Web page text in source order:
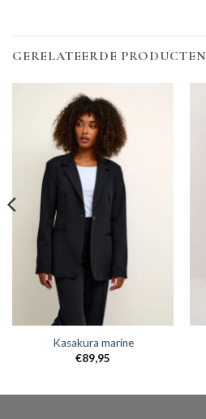
GERELATEERDE PRODUCTEN
Kasakura marine
€89,95